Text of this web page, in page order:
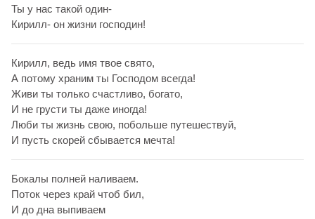
Ты у нас такой один-
Кирилл- он жизни господин!
Кирилл, ведь имя твое свято,
А потому храним ты Господом всегда!
Живи ты только счастливо, богато,
И не грусти ты даже иногда!
Люби ты жизнь свою, побольше путешествуй,
И пусть скорей сбывается мечта!
Бокалы полней наливаем.
Поток через край чтоб бил,
И до дна выпиваем